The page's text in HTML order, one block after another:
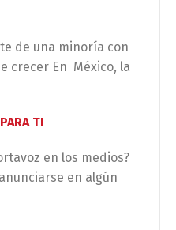
de una minoría con
crecer En México, la
TI
en los medios?
en algún